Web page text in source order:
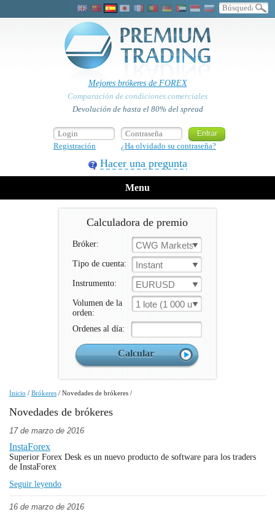
Mejores brókeres de FOREX
Comparación de condiciones comerciales
Devolución de hasta el 80% del spread
Registración ¿Ha olvidado su contraseña?
Hacer una pregunta
Menu
Calculadora de premio
Bróker: CWG Markets
Tipo de cuenta: Instant
Instrumento: EURUSD
Volumen de la
orden:
1 lote (1 000 un.)
Ordenes al día:
Inicio / Brókeres / Novedades de brókeres /
Novedades de brókeres
17 de marzo de 2016
InstaForex
Superior Forex Desk es un nuevo producto de software para los traders
de InstaForex
Seguir leyendo
16 de marzo de 2016